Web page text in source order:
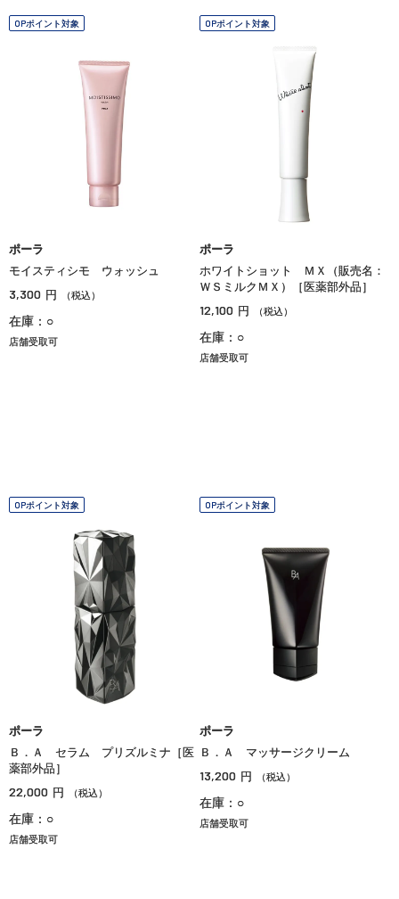
OPポイント対象
ポーラ
モイスティシモ ウォッシュ
3,300 円 （税込）
在庫：○
店舗受取可
OPポイント対象
ポーラ
ホワイトショット ＭＸ（販売名：
ＷＳミルクＭＸ）［医薬部外品］
12,100 円 （税込）
在庫：○
店舗受取可
OPポイント対象
ポーラ
Ｂ．Ａ セラム プリズルミナ［医
薬部外品］
22,000 円 （税込）
在庫：○
店舗受取可
OPポイント対象
ポーラ
Ｂ．Ａ マッサージクリーム
13,200 円 （税込）
在庫：○
店舗受取可